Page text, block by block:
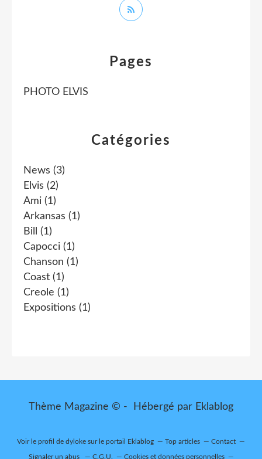
Catégories
News (3)
Elvis (2)
Ami (1)
Arkansas (1)
Bill
(1)
Capocci (1)
Chanson (1)
Coast (1)
Creole (1)
Expositions (1)
Pages
PHOTO ELVIS
Thème Magazine © - Hébergé par Eklablog
Voir le profil de dyloke sur le portail Eklablog Top articles Contact
Signaler un abus C.G.U. Cookies et données personnelles